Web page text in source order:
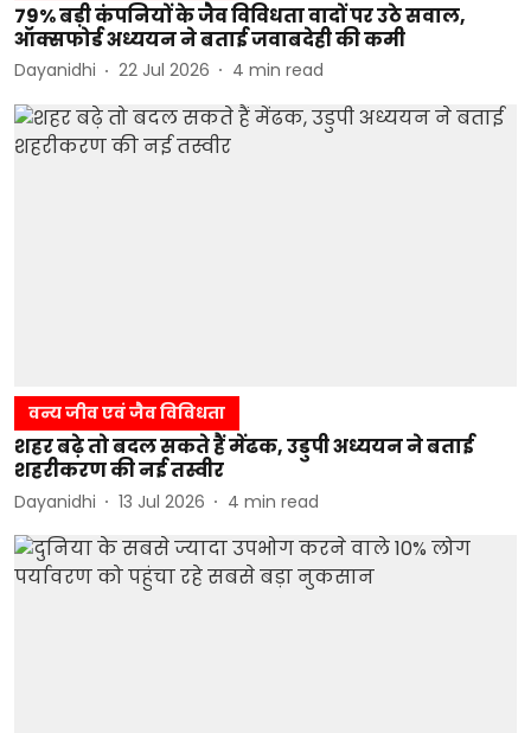
79% बड़ी कंपनियों के जैव विविधता वादों पर उठे सवाल,
ऑक्सफोर्ड अध्ययन ने बताई जवाबदेही की कमी
Dayanidhi 22 Jul 2026 4 min read
वन्य जीव एवं जैव विविधता
शहर बढ़े तो बदल सकते हैं मेंढक, उडुपी अध्ययन ने बताई
शहरीकरण की नई तस्वीर
Dayanidhi 13 Jul 2026 4 min read